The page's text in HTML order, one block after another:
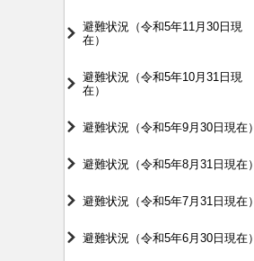
避難状況（令和5年11月30日現
在）
避難状況（令和5年10月31日現
在）
避難状況（令和5年9月30日現在）
避難状況（令和5年8月31日現在）
避難状況（令和5年7月31日現在）
避難状況（令和5年6月30日現在）